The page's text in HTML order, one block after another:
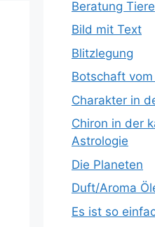
Beratung Tiere
Bild mit Text
Blitzlegung
Botschaft
Charakter in
Chiron in der
Astrologie
Die Planeten
Duft/Aroma
Es ist so